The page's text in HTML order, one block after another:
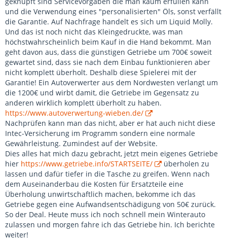
und die Verwendung eines "personalisierten" Öls, sonst verfällt
die Garantie. Auf Nachfrage handelt es sich um Liquid Molly.
Und das ist noch nicht das Kleingedruckte, was man
höchstwahrscheinlich beim Kauf in die Hand bekommt. Man
geht davon aus, dass die günstigen Getriebe um 700€ soweit
gewartet sind, dass sie nach dem Einbau funktionieren aber
nicht komplett überholt. Deshalb diese Spielerei mit der
Garantie! Ein Autoverwerter aus dem Nordwesten verlangt um
die 1200€ und wirbt damit, die Getriebe im Gegensatz zu
anderen wirklich komplett überholt zu haben.
https://www.autoverwertung-wieben.de/
Nachprüfen kann man das nicht, aber er hat auch nicht diese
Intec-Versicherung im Programm sondern eine normale
Gewährleistung. Zumindest auf der Website.
Dies alles hat mich dazu gebracht, jetzt mein eigenes Getriebe
hier https://www.getriebe.info/STARTSEITE/
überholen zu
lassen und dafür tiefer in die Tasche zu greifen. Wenn nach
dem Auseinanderbau die Kosten für Ersatzteile eine
Überholung unwirtschaftlich machen, bekomme ich das
Getriebe gegen eine Aufwandsentschädigung von 50€ zurück.
So der Deal. Heute muss ich noch schnell mein Winterauto
zulassen und morgen fahre ich das Getriebe hin. Ich berichte
weiter!